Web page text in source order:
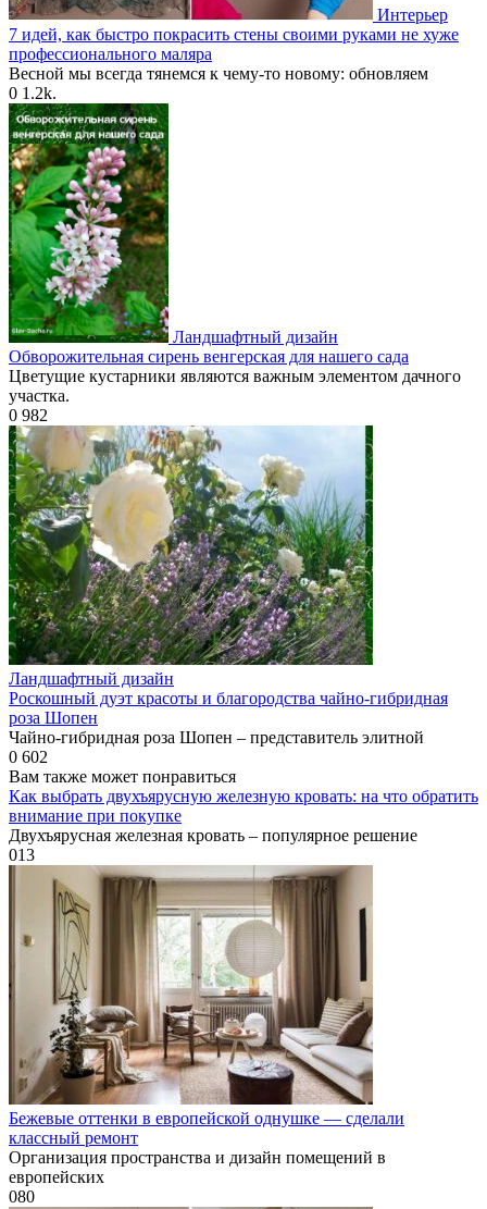
Интерьер
7 идей, как быстро покрасить стены своими руками не хуже
профессионального маляра
Весной мы всегда тянемся к чему-то новому: обновляем
0 1.2k.
Ландшафтный дизайн
Обворожительная сирень венгерская для нашего сада
Цветущие кустарники являются важным элементом дачного
участка.
0 982
Ландшафтный дизайн
Роскошный дуэт красоты и благородства чайно-гибридная
роза Шопен
Чайно-гибридная роза Шопен – представитель элитной
0 602
Вам также может понравиться
Как выбрать двухъярусную железную кровать: на что обратить
внимание при покупке
Двухъярусная железная кровать – популярное решение
013
Бежевые оттенки в европейской однушке — сделали
классный ремонт
Организация пространства и дизайн помещений в
европейских
080